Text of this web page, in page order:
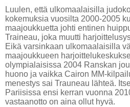
Luulen, että ulkomaalaisilla
kokemuksia vuosilta 2000-2005
maajoukkuetta johti entinen
Traineau, joka muutti
Eikä varsinkaan ulkomaalaisilla
maajoukkueen
olympialaisissa 2004 Ranskan
huono ja vaikka Cairon MM-
menestys sai Trauneau lähteä.
Pariisissa ensi kerran vuonna
vastaanotto on aina ollut hyvä.